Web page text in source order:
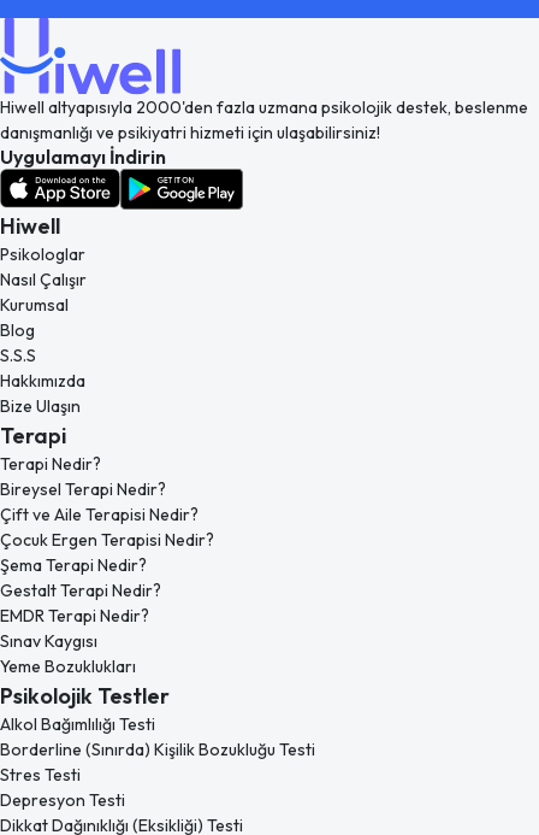
Hiwell altyapısıyla 2000'den fazla uzmana psikolojik destek, beslenme
danışmanlığı ve psikiyatri hizmeti için ulaşabilirsiniz!
Uygulamayı İndirin
Hiwell
Psikologlar
Nasıl Çalışır
Kurumsal
Blog
S.S.S
Hakkımızda
Bize Ulaşın
Terapi
Terapi Nedir?
Bireysel Terapi Nedir?
Çift ve Aile Terapisi Nedir?
Çocuk Ergen Terapisi Nedir?
Şema Terapi Nedir?
Gestalt Terapi Nedir?
EMDR Terapi Nedir?
Sınav Kaygısı
Yeme Bozuklukları
Psikolojik Testler
Alkol Bağımlılığı Testi
Borderline (Sınırda) Kişilik Bozukluğu Testi
Stres Testi
Depresyon Testi
Dikkat Dağınıklığı (Eksikliği) Testi